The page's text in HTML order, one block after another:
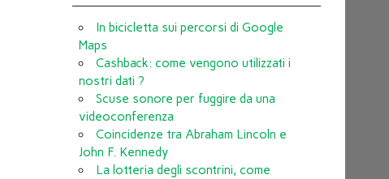
In bicicletta sui percorsi di Google
Maps
Cashback: come vengono utilizzati i
nostri dati ?
Scuse sonore per fuggire da una
videoconferenza
Coincidenze tra Abraham Lincoln e
John F. Kennedy
La lotteria degli scontrini, come